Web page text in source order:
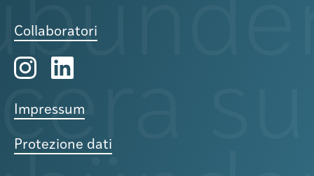
Collaboratori
Impressum
Protezione dati